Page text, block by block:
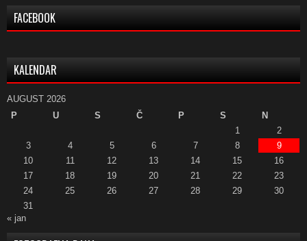
FACEBOOK
KALENDAR
AUGUST 2026
P
U S Č P S
N
1
2
3
4 5 6 7 8
9
10
11 12 13 14 15
16
17
18 19 20 21 22
23
24
25 26 27 28 29
30
31
« jan